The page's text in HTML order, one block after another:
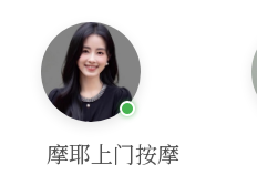
摩耶上门按摩